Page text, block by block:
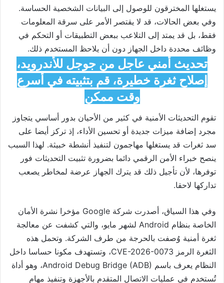
يستغلها المخترقون للوصول إلى البيانات الشخصية الحساسة.
وفي بعض الحالات، قد لا يقتصر الأمر على سرقة المعلومات
فقط، بل قد يمتد إلى التلاعب ببعض التطبيقات أو التحكم في
وظائف محددة داخل الجهاز دون أن يلاحظ المستخدم ذلك.
تحديث أمني عاجل من جوجل للأندرويد،
إصلاح ثغرة خطيرة، قم بتثبيته في أسرع
وقت ممكن
تقوم التحديثات الأمنية في كثير من الأحيان بدور أساسي يتجاوز
مجرد إضافة ميزات جديدة أو تحسين الأداء، إذ تركز أيضا على
سد ثغرات قد يستغلها مهاجمون لتنفيذ أنشطة خبيثة. لهذا السبب
ينصح خبراء الأمن الرقمي دائما بضرورة تثبيت التحديثات فور
توفرها، لأن تأجيل ذلك قد يترك الجهاز عرضة لمخاطر يصعب
تداركها لاحقا.
وفي هذا السياق، أصدرت شركة Google مؤخرا نشرة الأمان
الخاصة بنظام Android لشهر مايو، والتي كشفت عن معالجة
ثغرة أمنية وُصفت بالحرجة من طرف الشركة. وتحمل هذه
الثغرة الرمز CVE-2026-0073، وتستهدف مكونا حساسا داخل
النظام يعرف باسم Android Debug Bridge (ADB)، وهو أداة
تُستخدم في عمليات الاتصال المتقدم بالأجهزة وتنفيذ مهام